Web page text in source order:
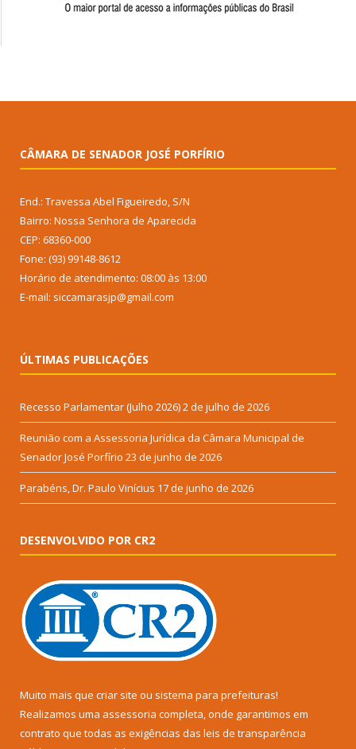
CÂMARA DE SENADOR JOSÉ PORFÍRIO
End.: Travessa Abel Figueiredo, S/N
Bairro: Nossa Senhora de Aparecida
CEP: 68360-000
Fone: (93) 99148-8612
Horário de atendimento: 08:00 às 13:00
E-mail: siccamarasjp@gmail.com
ÚLTIMAS PUBLICAÇÕES
Recesso Parlamentar (Julho 2026)2 de julho de 2026
Reunião com a Assessoria Jurídica da Câmara Municipal de
Senador José Porfírio 23 de junho de 2026
Parabéns, Dr. Paulo Vinícius 17 de junho de 2026
DESENVOLVIDO POR CR2
Muito mais que criar site ou sistema para prefeituras!
Realizamos uma assessoria completa, onde garantimos em
contrato que todas as exigências das leis de transparência